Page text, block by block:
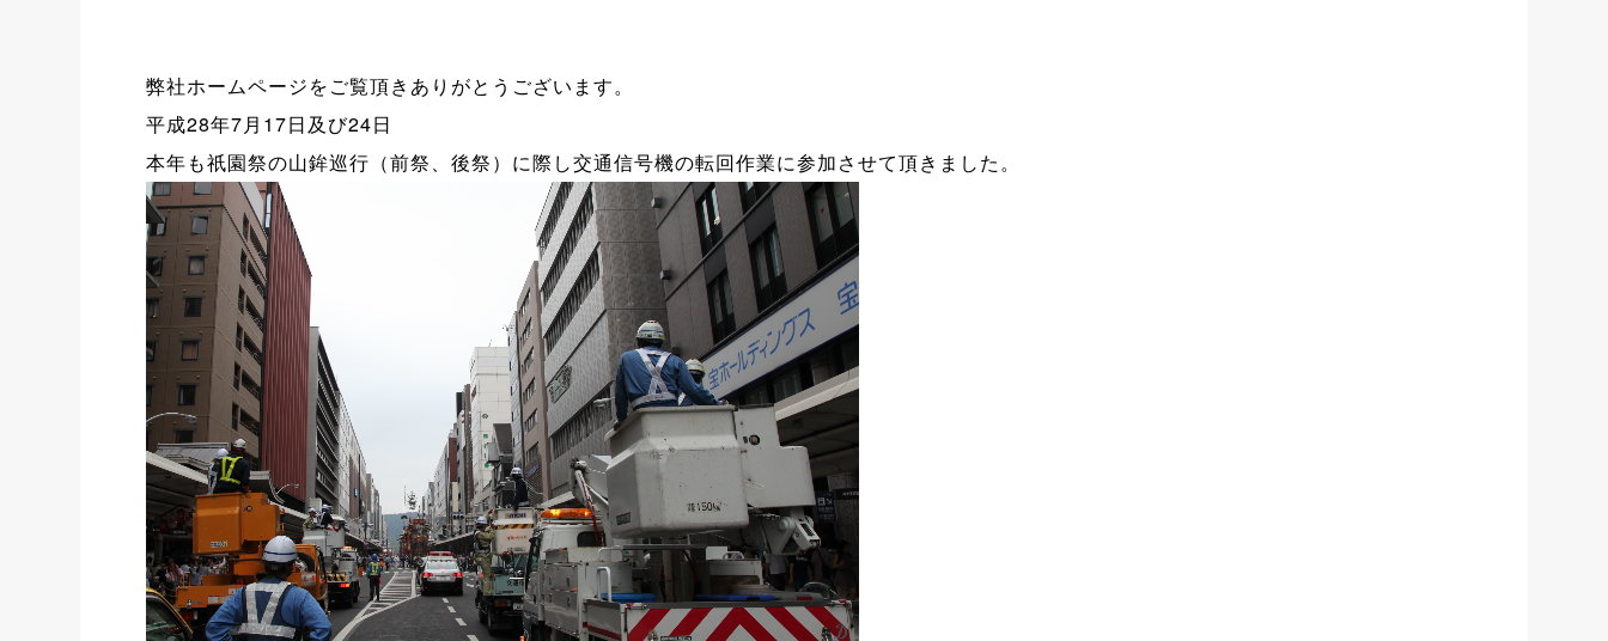
弊社ホームページをご覧頂きありがとうございます。
平成28年7月17日及び24日
本年も祇園祭の山鉾巡行（前祭、後祭）に際し交通信号機の転回作業に参加させて頂きました。